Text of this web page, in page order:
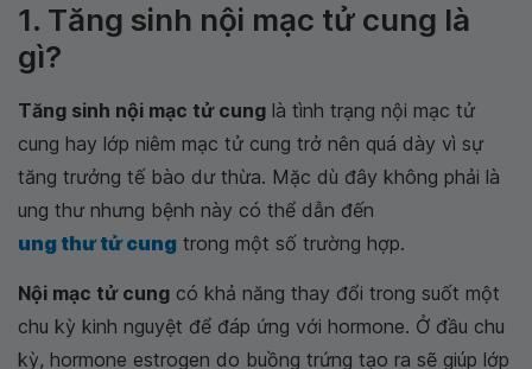
1. Tăng sinh nội mạc tử cung là
gì?
Tăng sinh nội mạc tử cung là tình trạng nội mạc tử
cung hay lớp niêm mạc tử cung trở nên quá dày vì sự
tăng trưởng tế bào dư thừa. Mặc dù đây không phải là
ung thư nhưng bệnh này có thể dẫn đến
ung thư tử cung trong một số trường hợp.
Nội mạc tử cung có khả năng thay đổi trong suốt một
chu kỳ kinh nguyệt để đáp ứng với hormone. Ở đầu chu
kỳ, hormone estrogen do buồng trứng tạo ra sẽ giúp lớp